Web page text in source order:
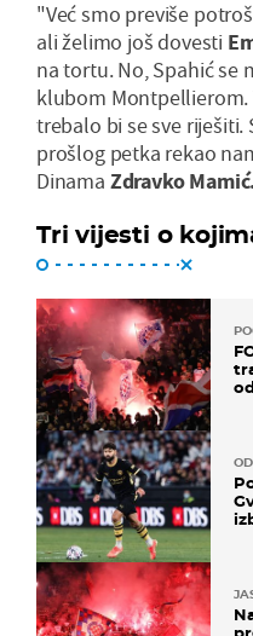
"Već smo previše
ali želimo još dovesti
na tortu. No, Spahić se
klubom
trebalo bi se sve riješiti.
prošlog petka rekao
Dinama Zdravko
Tri vijesti o